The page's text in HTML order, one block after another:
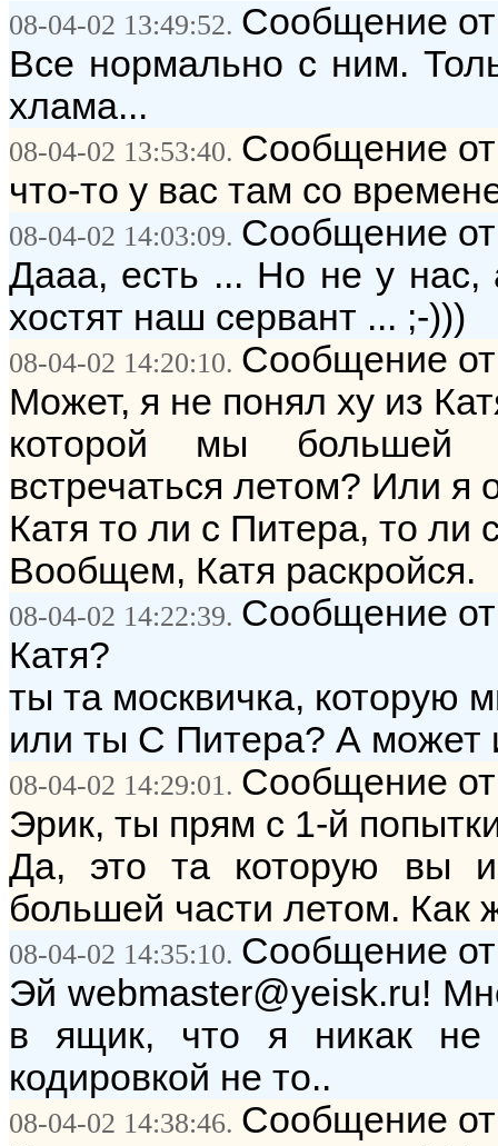
08-04-02 13:49:52. Сообщение
Все нормально с ним.
хлама...
08-04-02 13:53:40. Сообщение
что-то у вас там со
08-04-02 14:03:09. Сообщение
Дааа, есть ... Но не у нас,
хостят наш сервант ... ;-)))
08-04-02 14:20:10. Сообщение
Может, я не понял ху из
которой мы большей
встречаться летом? Или
Катя то ли с Питера, то ли
Вообщем, Катя раскройся.
08-04-02 14:22:39. Сообщение
Катя?
ты та москвичка, которую
или ты С Питера? А может
08-04-02 14:29:01. Сообщение
Эрик, ты прям с 1-й
Да, это та которую вы
большей части летом. Как
08-04-02 14:35:10. Сообщение
Эй webmaster@yeisk.ru!
в ящик, что я никак не
кодировкой не то..
08-04-02 14:38:46. Сообщение